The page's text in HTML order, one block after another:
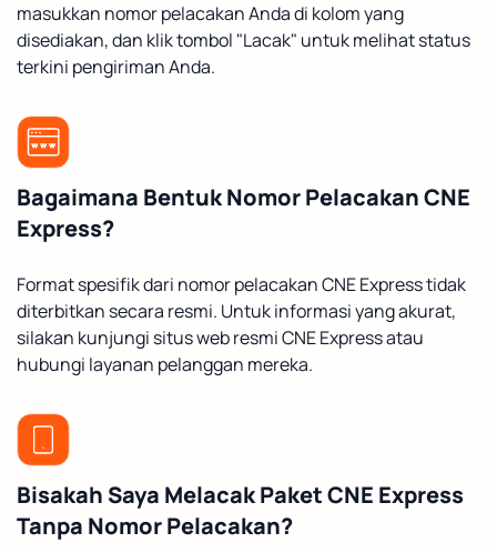
masukkan nomor pelacakan Anda di kolom yang
disediakan, dan klik tombol "Lacak" untuk melihat status
terkini pengiriman Anda.
Bagaimana Bentuk Nomor Pelacakan CNE
Express?
Format spesifik dari nomor pelacakan CNE Express tidak
diterbitkan secara resmi. Untuk informasi yang akurat,
silakan kunjungi situs web resmi CNE Express atau
hubungi layanan pelanggan mereka.
Bisakah Saya Melacak Paket CNE Express
Tanpa Nomor Pelacakan?